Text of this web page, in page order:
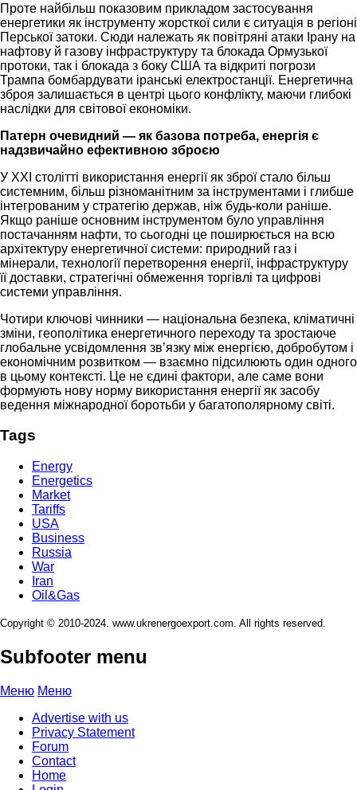
Проте найбільш показовим прикладом застосування
енергетики як інструменту жорсткої сили є ситуація в регіоні
Перської затоки. Сюди належать як повітряні атаки Ірану на
нафтову й газову інфраструктуру та блокада Ормузької
протоки, так і блокада з боку США та відкриті погрози
Трампа бомбардувати іранські електростанції. Енергетична
зброя залишається в центрі цього конфлікту, маючи глибокі
наслідки для світової економіки.
Патерн очевидний — як базова потреба, енергія є
надзвичайно ефективною зброєю
У XXI столітті використання енергії як зброї стало більш
системним, більш різноманітним за інструментами і глибше
інтегрованим у стратегію держав, ніж будь-коли раніше.
Якщо раніше основним інструментом було управління
постачанням нафти, то сьогодні це поширюється на всю
архітектуру енергетичної системи: природний газ і
мінерали, технології перетворення енергії, інфраструктуру
її доставки, стратегічні обмеження торгівлі та цифрові
системи управління.
Чотири ключові чинники — національна безпека, кліматичні
зміни, геополітика енергетичного переходу та зростаюче
глобальне усвідомлення зв’язку між енергією, добробутом і
економічним розвитком — взаємно підсилюють один одного
в цьому контексті. Це не єдині фактори, але саме вони
формують нову норму використання енергії як засобу
ведення міжнародної боротьби у багатополярному світі.
Tags
Energy
Energetics
Market
Tariffs
USA
Business
Russia
War
Iran
Oil&Gas
Copyright © 2010-2024. www.ukrenergoexport.com. All rights reserved.
Subfooter menu
Меню Меню
Advertise with us
Privacy Statement
Forum
Contact
Home